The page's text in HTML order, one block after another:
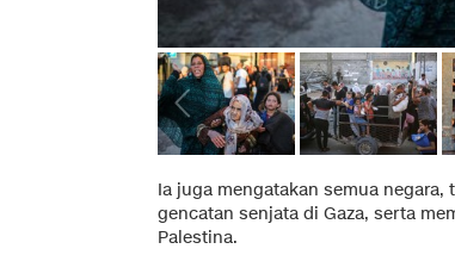
Ia juga mengatakan semua
gencatan senjata di Gaza, serta
Palestina.